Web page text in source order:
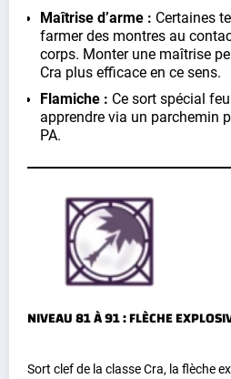
Maîtrise d’arme : Certaines
farmer des montres au
corps. Monter une maîtrise
Cra plus efficace en ce sens.
Flamiche : Ce sort spécial
apprendre via un parchemin
PA.
NIVEAU 81 À 91 : FLÈCHE
Sort clef de la classe Cra, la flèche